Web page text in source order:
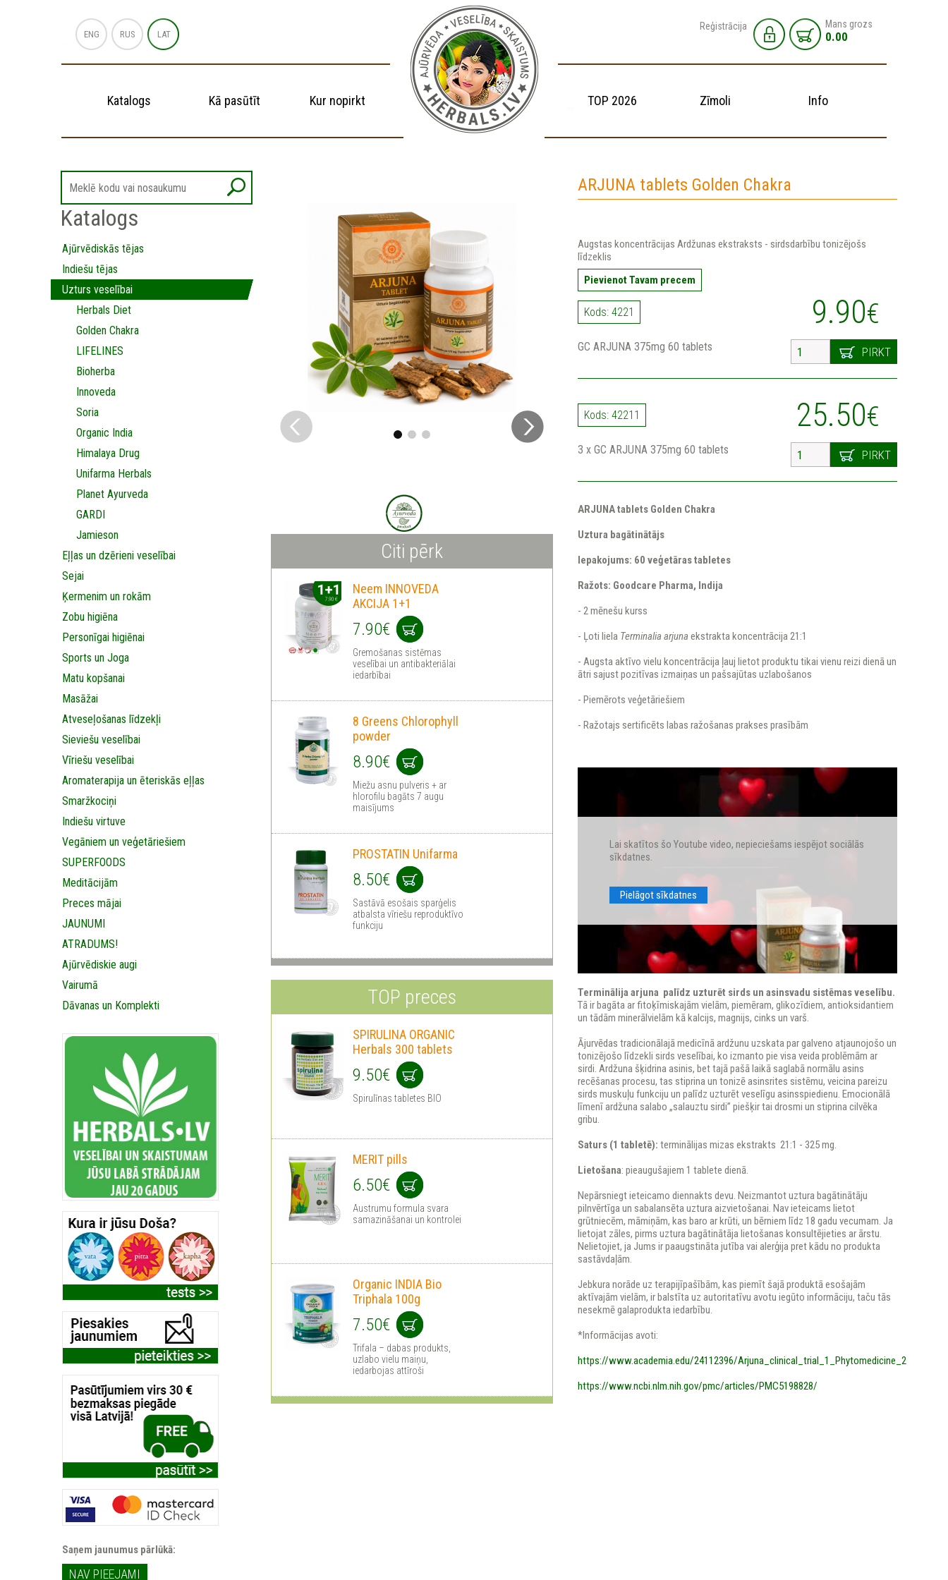
ENG RUS LAT
Reģistrācija Mans grozs
0.00
Katalogs Kā pasūtīt Kur nopirkt TOP 2026 Zīmoli Info
Katalogs
Ajūrvēdiskās tējas
Indiešu tējas
Uzturs veselībai
Herbals Diet
Golden Chakra
LIFELINES
Bioherba
Innoveda
Soria
Organic India
Himalaya Drug
Unifarma Herbals
Planet Ayurveda
GARDI
Jamieson
Eļļas un dzērieni veselībai
Sejai
Ķermenim un rokām
Zobu higiēna
Personīgai higiēnai
Sports un Joga
Matu kopšanai
Masāžai
Аtveseļošanas līdzekļi
Sieviešu veselībai
Vīriešu veselībai
Aromaterapija un ēteriskās eļļas
Smaržkociņi
Indiešu virtuve
Vegāniem un veģetāriešiem
SUPERFOODS
Meditācijām
Preces mājai
JAUNUMI
ATRADUMS!
Ajūrvēdiskie augi
Vairumā
Dāvanas un Komplekti
Saņem jaunumus pārlūkā:
NAV PIEEJAMI
ARJUNA tablets Golden Chakra
Augstas koncentrācijas Ardžunas ekstraksts - sirdsdarbību tonizējošs
līdzeklis
Pievienot Tavam precem
Kods: 4221 9.90€
PIRKT
GC ARJUNA 375mg 60 tablets
Kods: 42211 25.50€
PIRKT
3 x GC ARJUNA 375mg 60 tablets
ARJUNA tablets Golden Chakra
Uztura bagātinātājs
Iepakojums: 60 veģetāras tabletes
Ražots: Goodcare Pharma, Indija
- 2 mēnešu kurss
- Ļoti liela Terminalia arjuna ekstrakta koncentrācija 21:1
- Augsta aktīvo vielu koncentrācija ļauj lietot produktu tikai vienu reizi dienā un
ātri sajust pozitīvas izmaiņas un pašsajūtas uzlabošanos
- Piemērots veģetāriešiem
- Ražotajs sertificēts labas ražošanas prakses prasībām
Lai skatītos šo Youtube video, nepieciešams iespējot sociālās
sīkdatnes.
Pielāgot sīkdatnes
Terminālija arjuna palīdz uzturēt sirds un asinsvadu sistēmas veselību.
Tā ir bagāta ar fitoķīmiskajām vielām, piemēram, glikozīdiem, antioksidantiem
un tādām minerālvielām kā kalcijs, magnijs, cinks un varš.
Ājurvēdas tradicionālajā medicīnā ardžunu uzskata par galveno atjaunojošo un
tonizējošo līdzekli sirds veselībai, ko izmanto pie visa veida problēmām ar
sirdi. Ardžuna šķidrina asinis, bet tajā pašā laikā saglabā normālu asins
recēšanas procesu, tas stiprina un tonizē asinsrites sistēmu, veicina pareizu
sirds muskuļu funkciju un palīdz uzturēt veselīgu asinsspiedienu. Emocionālā
līmenī ardžuna salabo „salauztu sirdi” piešķir tai drosmi un stiprina cilvēka
gribu.
Saturs (1 tabletē):terminālijas mizas ekstrakts 21:1 - 325 mg.
Lietošana: pieaugušajiem 1 tablete dienā.
Nepārsniegt ieteicamo diennakts devu. Neizmantot uztura bagātinātāju
pilnvērtīga un sabalansēta uztura aizvietošanai. Nav ieteicams lietot
grūtniecēm, māmiņām, kas baro ar krūti, un bērniem līdz 18 gadu vecumam. Ja
lietojat zāles, pirms uztura bagātinātāja lietošanas konsultējieties ar ārstu.
Nelietojiet, ja Jums ir paaugstināta jutība vai alerģija pret kādu no produkta
sastāvdaļām.
Jebkura norāde uz terapijīpašībām, kas piemīt šajā produktā esošajām
aktīvajām vielām, ir balstīta uz autoritatīvu avotu iegūto informāciju, taču tās
nesekmē galaprodukta iedarbību.
*Informācijas avoti:
https://www.academia.edu/24112396/Arjuna_clinical_trial_1_Phytomedicine_2
https://www.ncbi.nlm.nih.gov/pmc/articles/PMC5198828/
Citi pērk
Neem INNOVEDA
AKCIJA 1+1
7.90€
Gremošanas sistēmas
veselībai un antibakteriālai
iedarbībai
8 Greens Chlorophyll
powder
8.90€
Miežu asnu pulveris + ar
hlorofilu bagāts 7 augu
maisījums
PROSTATIN Unifarma
8.50€
Sastāvā esošais sparģelis
atbalsta vīriešu reproduktīvo
funkciju
TOP preces
SPIRULINA ORGANIC
Herbals 300 tablets
9.50€
Spirulīnas tabletes BIO
MERIT pills
6.50€
Austrumu formula svara
samazināšanai un kontrolei
Organic INDIA Bio
Triphala 100g
7.50€
Trifala – dabas produkts,
uzlabo vielu maiņu,
iedarbojas attīroši